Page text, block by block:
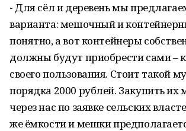
- Для сёл и деревень мы
варианта: мешочный и
понятно, а вот контейнеры
должны будут приобрести сами –
своего пользования. Стоит такой
порядка 2000 рублей. Закупить их
через нас по заявке сельских
же ёмкости и мешки